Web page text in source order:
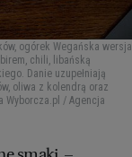
ogórek Wegańska wersja
chili, libańską
Danie uzupełniają
oliwa z kolendrą oraz
Wyborcza.pl / Agencja